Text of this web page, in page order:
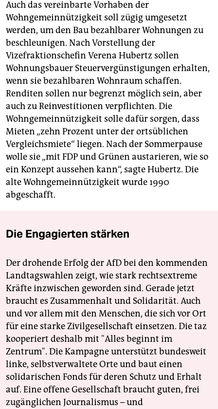
Auch das vereinbarte Vorhaben der
Wohngemeinnützigkeit soll zügig umgesetzt
werden, um den Bau bezahlbarer Wohnungen zu
beschleunigen. Nach Vorstellung der
Vizefraktionschefin Verena Hubertz sollen
Wohnungsbauer Steuervergünstigungen erhalten,
wenn sie bezahlbaren Wohnraum schaffen.
Renditen sollen nur begrenzt möglich sein, aber
auch zu Reinvestitionen verpflichten. Die
Wohngemeinnützigkeit solle dafür sorgen, dass
Mieten „zehn Prozent unter der ortsüblichen
Vergleichsmiete“ liegen. Nach der Sommerpause
wolle sie „mit FDP und Grünen austarieren, wie so
ein Konzept aussehen kann“, sagte Hubertz. Die
alte Wohngemeinnützigkeit wurde 1990
abgeschafft.
Die Engagierten stärken
Der drohende Erfolg der AfD bei den kommenden
Landtagswahlen zeigt, wie stark rechtsextreme
Kräfte inzwischen geworden sind. Gerade jetzt
braucht es Zusammenhalt und Solidarität. Auch
und vor allem mit den Menschen, die sich vor Ort
für eine starke Zivilgesellschaft einsetzen. Die taz
kooperiert deshalb mit "Alles beginnt im
Zentrum". Die Kampagne unterstützt bundesweit
linke, selbstverwaltete Orte und baut einen
solidarischen Fonds für deren Schutz und Erhalt
auf. Eine offene Gesellschaft braucht guten, frei
zugänglichen Journalismus – und